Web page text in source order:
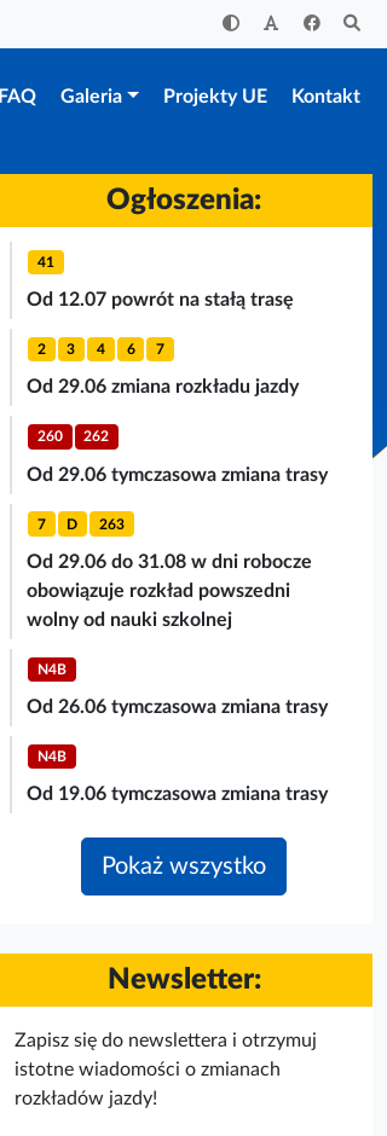
FAQ Galeria Projekty UE Kontakt
Ogłoszenia:
41
Od 12.07 powrót na stałą trasę
2 3 4 6 7
Od 29.06 zmiana rozkładu jazdy
260 262
Od 29.06 tymczasowa zmiana trasy
7 D 263
Od 29.06 do 31.08 w dni robocze
obowiązuje rozkład powszedni
wolny od nauki szkolnej
N4B
Od 26.06 tymczasowa zmiana trasy
N4B
Od 19.06 tymczasowa zmiana trasy
Pokaż wszystko
Newsletter:
Zapisz się do newslettera i otrzymuj
istotne wiadomości o zmianach
rozkładów jazdy!